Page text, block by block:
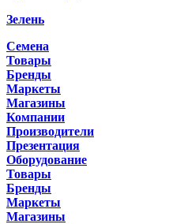
Зелень
Семена
Товары
Бренды
Маркеты
Магазины
Компании
Производители
Презентация
Оборудование
Товары
Бренды
Маркеты
Магазины